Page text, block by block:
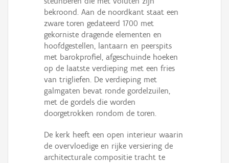
bekroond. Aan de noordkant staat een
zware toren gedateerd 1700 met
gekorniste dragende elementen en
hoofdgestellen, lantaarn en peerspits
met barokprofiel, afgeschuinde hoeken
op de laatste verdieping met een fries
van trigliefen. De verdieping met
galmgaten bevat ronde gordelzuilen,
met de gordels die worden
doorgetrokken rondom de toren.
De kerk heeft een open interieur waarin
de overvloedige en rijke versiering de
architecturale compositie tracht te